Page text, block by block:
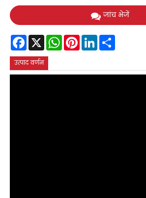
जांच भेजें
Facebook
X WhatsAppPinterestLinkedIn
उत्पाद वर्णन